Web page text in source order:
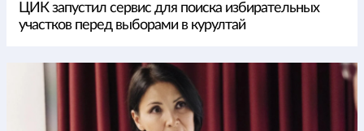
ЦИК запустил сервис для поиска избирательных
участков перед выборами в курултай